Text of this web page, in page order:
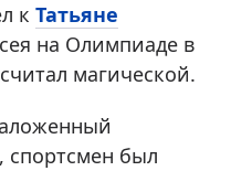
к Татьяне
на Олимпиаде в
магической.
спортсмен был